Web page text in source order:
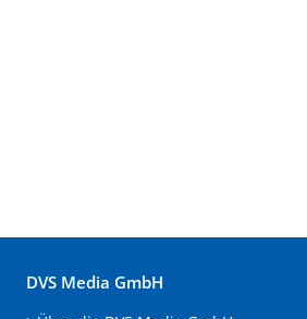
DVS Media GmbH